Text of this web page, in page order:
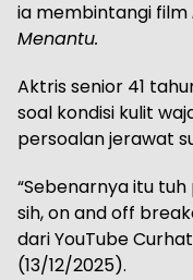
ia membintangi film
Menantu.
Aktris senior 41
soal kondisi kulit
persoalan jerawat
“Sebenarnya itu
sih, on and off
dari YouTube
(13/12/2025).